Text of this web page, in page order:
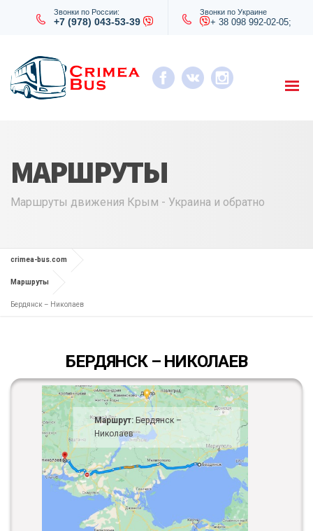
Звонки по России:
+7 (978) 043-53-39
Звонки по Украине
+ 38 098 992-02-05;
МАРШРУТЫ
Маршруты движения Крым - Украина и обратно
crimea-bus.com
Маршруты
Бердянск – Николаев
БЕРДЯНСК – НИКОЛАЕВ
Маршрут: Бердянск –
Николаев